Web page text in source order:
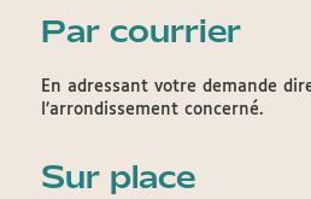
Par courrier
En adressant votre demande
l’arrondissement concerné.
Sur place